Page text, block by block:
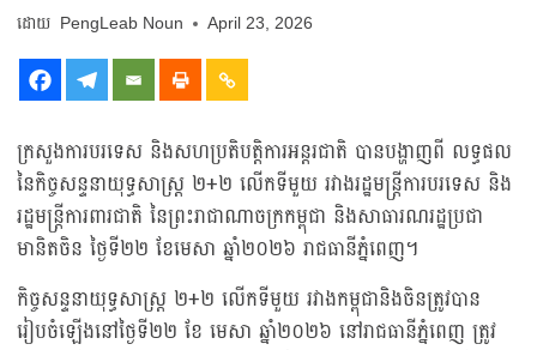
PengLeab Noun April 23, 2026
ក្រសួងការបរទេស និងសហប្រតិបត្តិការអន្តរជាតិ បានបង្ហាញពី លទ្ធផល
នៃកិច្ចសន្ទនាយុទ្ធសាស្ត្រ ២+២ លើកទីមួយ រវាងរដ្ឋមន្ត្រីការបរទេស និង
រដ្ឋមន្ត្រីការពារជាតិ នៃព្រះរាជាណាចក្រកម្ពុជា និងសាធារណរដ្ឋប្រជា
មានិតចិន ថ្ងៃទី២២ ខែមេសា ឆ្នាំ២០២៦ រាជធានីភ្នំពេញ។
កិច្ចសន្ទនាយុទ្ធសាស្ត្រ ២+២ លើកទីមួយ រវាងកម្ពុជានិងចិនត្រូវបាន
រៀបចំឡើងនៅថ្ងៃទី២២ ខែ មេសា ឆ្នាំ២០២៦ នៅរាជធានីភ្នំពេញ ត្រូវ